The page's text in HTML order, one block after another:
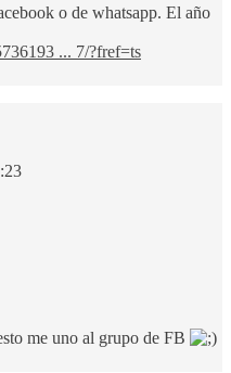
o de whatsapp. El año
... 7/?fref=ts
me uno al grupo de FB